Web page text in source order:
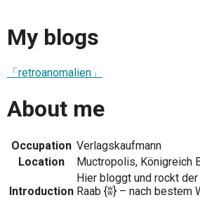
My blogs
「retroanomalien」
About me
Occupation Verlagskaufmann
Location
Muctropolis, Königreich
Introduction
Hier bloggt und rockt
Raab {ʬ} – nach bestem